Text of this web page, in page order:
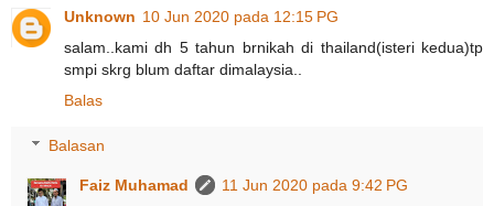
Unknown 10 Jun 2020 pada 12:15 PG
salam..kami dh 5 tahun brnikah di thailand(isteri kedua)tp
smpi skrg blum daftar dimalaysia..
Balas
Balasan
Faiz Muhamad
11 Jun 2020 pada 9:42 PG